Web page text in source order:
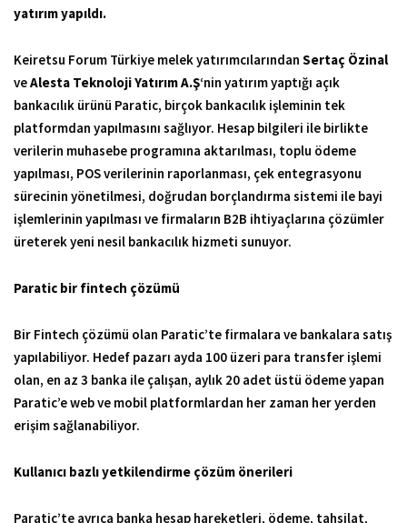
yatırım yapıldı.
Keiretsu Forum Türkiye melek yatırımcılarından Sertaç Özinal
veAlesta Teknoloji Yatırım A.Ş‘nin yatırım yaptığı açık
bankacılık ürünü Paratic, birçok bankacılık işleminin tek
platformdan yapılmasını sağlıyor. Hesap bilgileri ile birlikte
verilerin muhasebe programına aktarılması, toplu ödeme
yapılması, POS verilerinin raporlanması, çek entegrasyonu
sürecinin yönetilmesi, doğrudan borçlandırma sistemi ile bayi
işlemlerinin yapılması ve firmaların B2B ihtiyaçlarına çözümler
üreterek yeni nesil bankacılık hizmeti sunuyor.
Paratic bir fintech çözümü
Bir Fintech çözümü olan Paratic’te firmalara ve bankalara satış
yapılabiliyor. Hedef pazarı ayda 100 üzeri para transfer işlemi
olan, en az 3 banka ile çalışan, aylık 20 adet üstü ödeme yapan
Paratic’e web ve mobil platformlardan her zaman her yerden
erişim sağlanabiliyor.
Kullanıcı bazlı yetkilendirme çözüm önerileri
Paratic’te ayrıca banka hesap hareketleri, ödeme, tahsilat,